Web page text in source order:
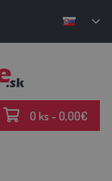
0 ks - 0,00€